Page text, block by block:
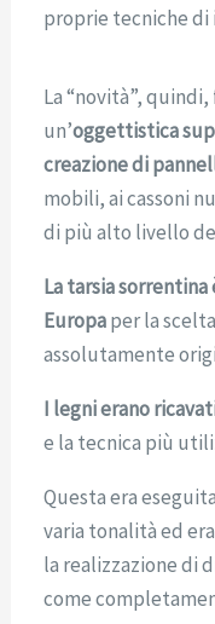
proprie tecniche di
La “novità”,
un’oggettistica
creazione di
mobili, ai cassoni
di più alto livello
La tarsia
Europaper la
assolutamente
I legni erano
e la tecnica più
Questa era
varia tonalità ed
la realizzazione di
come